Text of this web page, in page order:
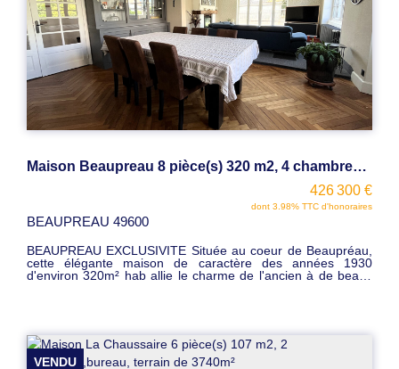
Maison Beaupreau 8 pièce(s) 320 m2, 4 chambres, double garage , terrain de 900m²
426 300 €
dont 3.98% TTC d'honoraires
BEAUPREAU 49600
BEAUPREAU EXCLUSIVITE Située au coeur de Beaupréau,
cette élégante maison de caractère des années 1930
d'environ 320m² hab allie le charme de l'ancien à de beaux
total : salle de jeux de 70 m², lingerie, chaufferie, garage
double, Le tout sur un joli terrain clos de 900 m², sans aucun
vis-à-vis. Bonus : Un appartement T2 indépendant de 50 m²,
VENDU